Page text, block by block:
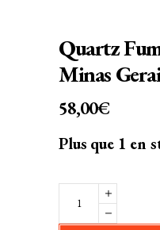
Quartz
Minas
58,00€
Plus que 1 en